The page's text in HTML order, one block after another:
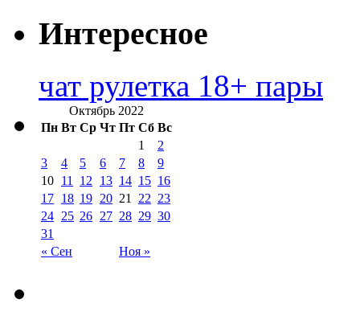
Интересное
чат рулетка 18+ пары
Октябрь 2022
Пн Вт Ср Чт Пт Сб Вс
« Сен Ноя »
1
2
3
4 5 6 7 8
9
10 11 12 13 14 15 16
17 18 19 20 21 22 23
24 25 26 27 28 29 30
31